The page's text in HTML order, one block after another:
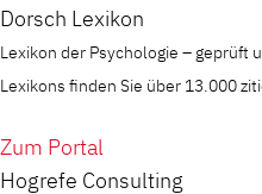
Dorsch Lexikon
Lexikon der Psychologie – geprüft
Lexikons finden Sie über 13.000
Zum Portal
Hogrefe Consulting